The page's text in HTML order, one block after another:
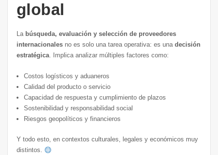
global
La búsqueda, evaluación y selección de proveedores
internacionalesno es solo una tarea operativa: es una decisión
estratégica. Implica analizar múltiples factores como:
Costos logísticos y aduaneros
Calidad del producto o servicio
Capacidad de respuesta y cumplimiento de plazos
Sostenibilidad y responsabilidad social
Riesgos geopolíticos y financieros
Y todo esto, en contextos culturales, legales y económicos muy
distintos.